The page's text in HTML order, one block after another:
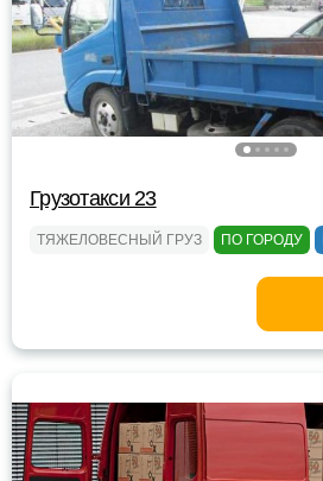
Грузотакси 23
ТЯЖЕЛОВЕСНЫЙ ГРУЗ ПО ГОРОДУ